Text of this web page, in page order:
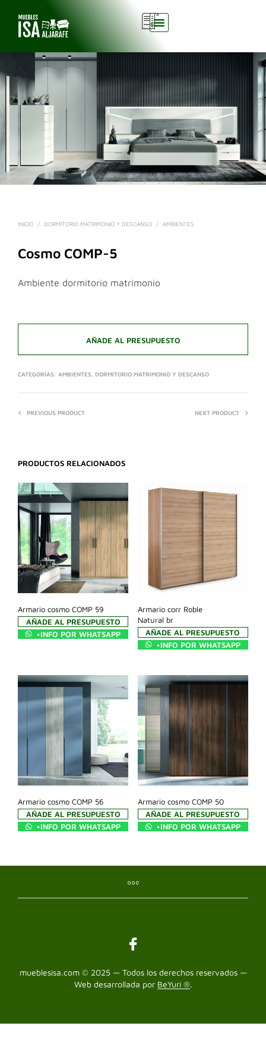
0
INICIO / DORMITORIO MATRIMONIO Y DESCANSO / AMBIENTES
Cosmo COMP-5
Ambiente dormitorio matrimonio
AÑADE AL PRESUPUESTO
CATEGORÍAS: AMBIENTES DORMITORIO MATRIMONIO Y DESCANSO
PREVIOUS PRODUCT NEXT PRODUCT
PRODUCTOS RELACIONADOS
Armario cosmo COMP 59
AÑADE AL PRESUPUESTO
+INFO POR WHATSAPP
Armario corr Roble
Natural br
AÑADE AL PRESUPUESTO
+INFO POR WHATSAPP
Armario cosmo COMP 56
AÑADE AL PRESUPUESTO
+INFO POR WHATSAPP
Armario cosmo COMP 50
AÑADE AL PRESUPUESTO
+INFO POR WHATSAPP
mueblesisa.com © 2025 — Todos los derechos reservados —
Web desarrollada por BeYuri ®.